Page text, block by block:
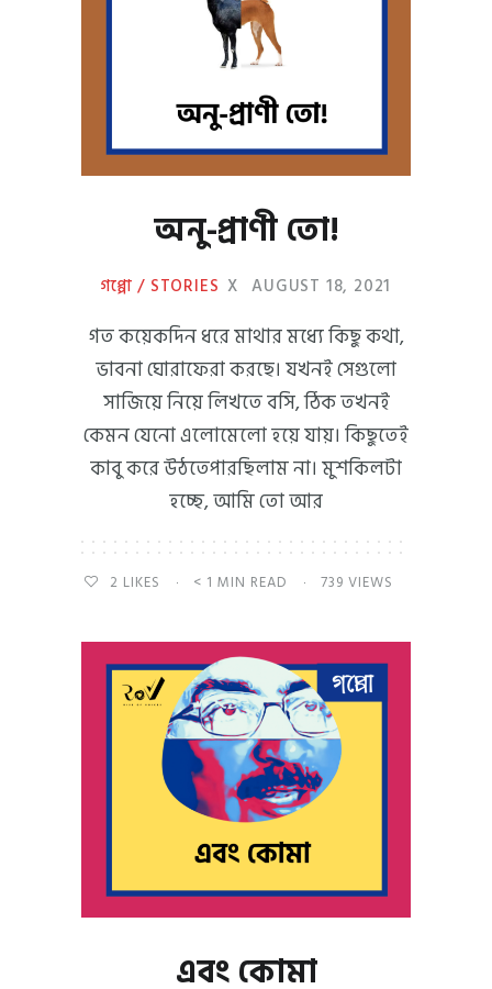
অনু-প্রাণী তো!
গপ্পো / STORIES X AUGUST 18, 2021
গত কয়েকদিন ধরে মাথার মধ্যে কিছু কথা,
ভাবনা ঘোরাফেরা করছে। যখনই সেগুলো
সাজিয়ে নিয়ে লিখতে বসি, ঠিক তখনই
কেমন যেনো এলোমেলো হয়ে যায়। কিছুতেই
কাবু করে উঠতেপারছিলাম না। মুশকিলটা
হচ্ছে, আমি তো আর
2 LIKES < 1 MIN READ 739 VIEWS
এবং কোমা